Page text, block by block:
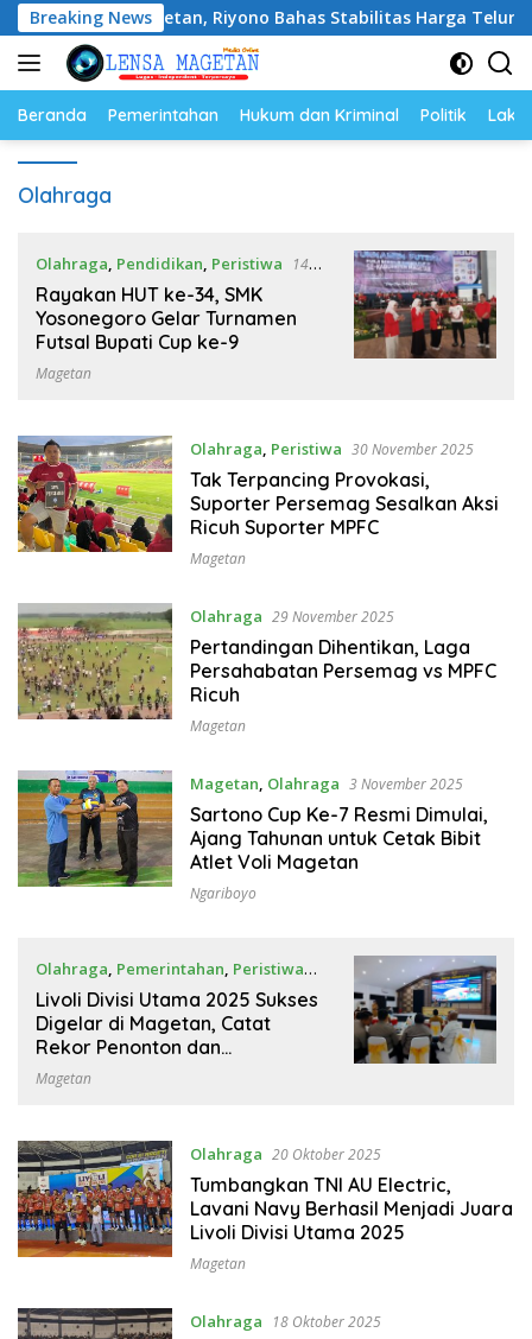
Langsung
ke
konten
Breaking News
Magetan, Riyono Bahas Stabilitas Harga Telur dan
Beranda Pemerintahan Hukum dan Kriminal Politik
Olahraga
Olahraga, Pendidikan, Peristiwa
14
Januari 2026
Rayakan HUT ke-34, SMK
Yosonegoro Gelar Turnamen
Futsal Bupati Cup ke-9
Magetan
Olahraga, Peristiwa 30 November 2025
Tak Terpancing Provokasi,
Suporter Persemag Sesalkan Aksi
Ricuh Suporter MPFC
Magetan
Olahraga 29 November 2025
Pertandingan Dihentikan, Laga
Persahabatan Persemag vs MPFC
Ricuh
Magetan
Magetan, Olahraga 3 November 2025
Sartono Cup Ke-7 Resmi Dimulai,
Ajang Tahunan untuk Cetak Bibit
Atlet Voli Magetan
Ngariboyo
Olahraga, Pemerintahan, Peristiwa
21 Oktober 2025
Livoli Divisi Utama 2025 Sukses
Digelar di Magetan, Catat
Rekor Penonton dan
Perputaran Ekonomi
Magetan
Olahraga 20 Oktober 2025
Tumbangkan TNI AU Electric,
Lavani Navy Berhasil Menjadi Juara
Livoli Divisi Utama 2025
Magetan
Olahraga 18 Oktober 2025